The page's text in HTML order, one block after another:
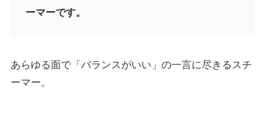
ーマーです。
あらゆる面で「バランスがいい」の一言に尽きるスチ
ーマー。